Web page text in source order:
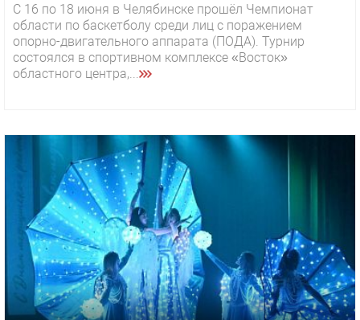
С 16 по 18 июня в Челябинске прошёл Чемпионат
области по баскетболу среди лиц с поражением
опорно-двигательного аппарата (ПОДА). Турнир
состоялся в спортивном комплексе «Восток»
областного центра,...